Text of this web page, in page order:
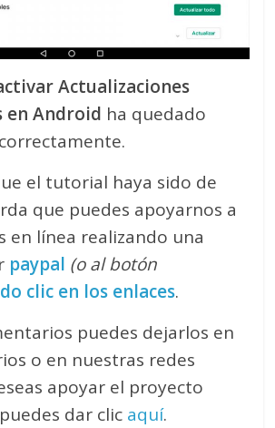
Actualizaciones
en Android ha quedado
el tutorial haya sido de
que puedes apoyarnos a
en línea realizando una
paypal (o al botón
clic en los enlaces.
puedes dejarlos en
o en nuestras redes
apoyar el proyecto
dar clic aquí.